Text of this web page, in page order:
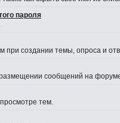
пароля
при создании темы, опроса и
сообщений на
тем.